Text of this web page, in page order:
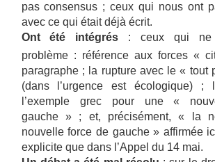
pas consensus ; ceux qui nous ont
avec ce qui était déjà écrit.
Ont été intégrés : ceux qui ne
problème : référence aux forces «
paragraphe ; la rupture avec le « tout
(dans l’urgence est écologique) ;
l’exemple grec pour une «
gauche » ; et, précisément, « la
nouvelle force de gauche » affirmée
explicite que dans l’Appel du 14 mai.